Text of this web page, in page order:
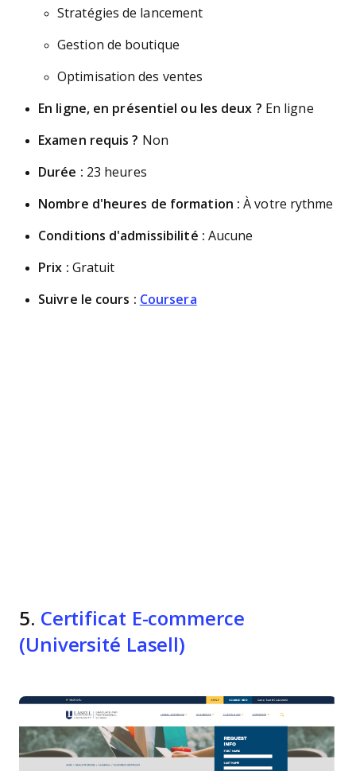
Stratégies de lancement
Gestion de boutique
Optimisation des ventes
En ligne, en présentiel ou les deux ? En ligne
Examen requis ? Non
Durée : 23 heures
Nombre d'heures de formation : À votre rythme
Conditions d'admissibilité : Aucune
Prix : Gratuit
Suivre le cours : Coursera
5. Certificat E-commerce
(Université Lasell)